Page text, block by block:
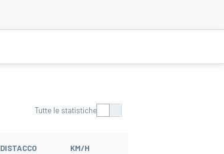
Tutte le statistiche
DISTACCO KM/H